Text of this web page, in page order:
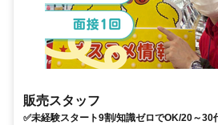
販売スタッフ
✅未経験スタート9割/知識ゼロでOK/20～30